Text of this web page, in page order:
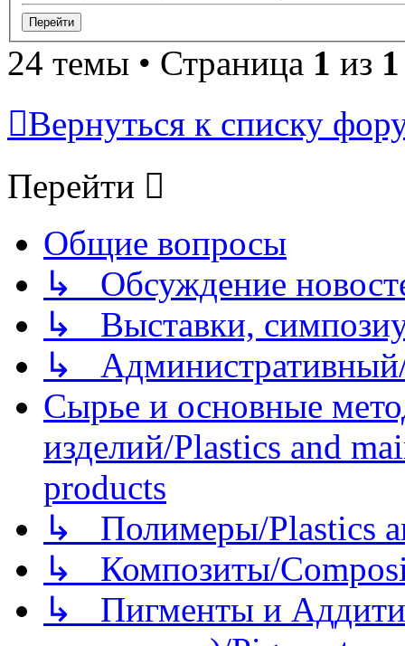
24 темы • Страница 1 из 1
Вернуться к списку
Перейти
Общие вопросы
↳ Обсуждение
↳ Выставки,
↳
Сырье и основные
изделий/Plastics and
products
↳ Полимеры/Plastics
↳ Композиты/
↳ Пигменты и